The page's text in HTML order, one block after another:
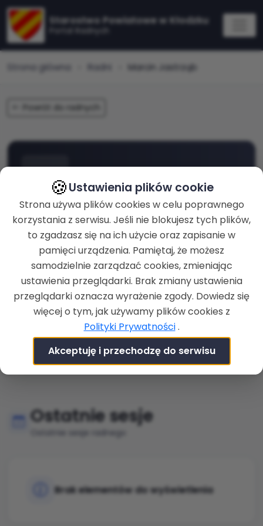
Starostwo Powiatowe w Kłodzku
Strona główna Marcin Jastrząb
Powrót do radnych
MJ Marcin Jastrząb
Rady i komisje
Członkostwo w radach i komisjach
Brak elementów do wyświetlenia
Ostatnie sesje
Brak elementów do wyświetlenia
🍪Ustawienia plików cookie
Strona używa plików cookies w celu poprawnego
korzystania z serwisu. Jeśli nie blokujesz tych plików,
to zgadzasz się na ich użycie oraz zapisanie w
pamięci urządzenia. Pamiętaj, że możesz
samodzielnie zarządzać cookies, zmieniając
ustawienia przeglądarki. Brak zmiany ustawienia
przeglądarki oznacza wyrażenie zgody. Dowiedz się
więcej o tym, jak używamy plików cookies z
Polityki Prywatności.
Akceptuję i przechodzę do serwisu